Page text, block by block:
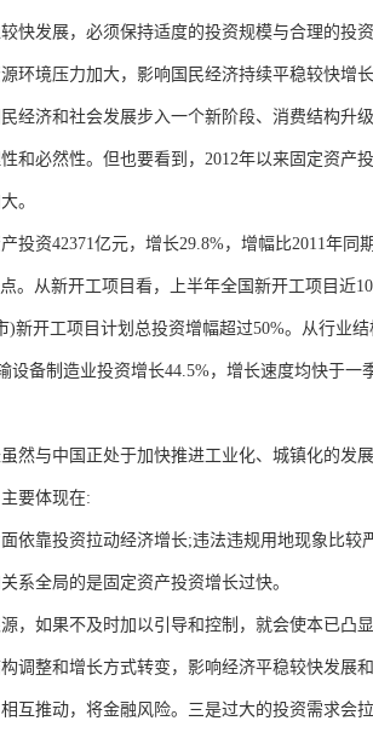
快发展，必须保持适度的投资规模与合理的投
环境压力加大，影响国民经济持续平稳较快增长
经济和社会发展步入一个新阶段、消费结构升
和必然性。但也要看到，2012年以来固定资产
。
投资42371亿元，增长29.8%，增幅比2011年同
。从新开工项目看，上半年全国新开工项目近
)新开工项目计划总投资增幅超过50%。从行业
设备制造业投资增长44.5%，增长速度均快于
然与中国正处于加快推进工业化、城镇化的发
要体现在:
依靠投资拉动经济增长;违法违规用地现象比
系全局的是固定资产投资增长过快。
，如果不及时加以引导和控制，就会使本已凸
调整和增长方式转变，影响经济平稳较快发展
互推动，将金融风险。三是过大的投资需求会